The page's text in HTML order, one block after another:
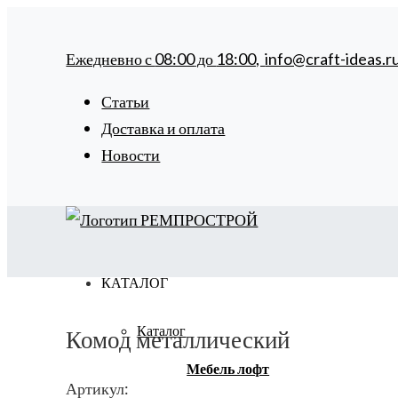
Ежедневно с08:00до 18:00,info@craft-
Статьи
Доставка и оплата
Новости
КАТАЛОГ
Каталог
Мебель лофт
Комод металлический
Артикул: